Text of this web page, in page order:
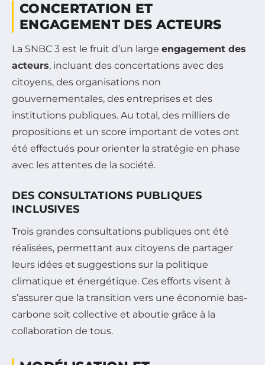
CONCERTATION ET
ENGAGEMENT DES ACTEURS
La SNBC 3 est le fruit d’un large engagement des
acteurs, incluant des concertations avec des
citoyens, des organisations non
gouvernementales, des entreprises et des
institutions publiques. Au total, des milliers de
propositions et un score important de votes ont
été effectués pour orienter la stratégie en phase
avec les attentes de la société.
DES CONSULTATIONS PUBLIQUES
INCLUSIVES
Trois grandes consultations publiques ont été
réalisées, permettant aux citoyens de partager
leurs idées et suggestions sur la politique
climatique et énergétique. Ces efforts visent à
s’assurer que la transition vers une économie bas-
carbone soit collective et aboutie grâce à la
collaboration de tous.